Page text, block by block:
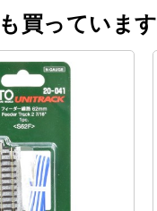
買っています